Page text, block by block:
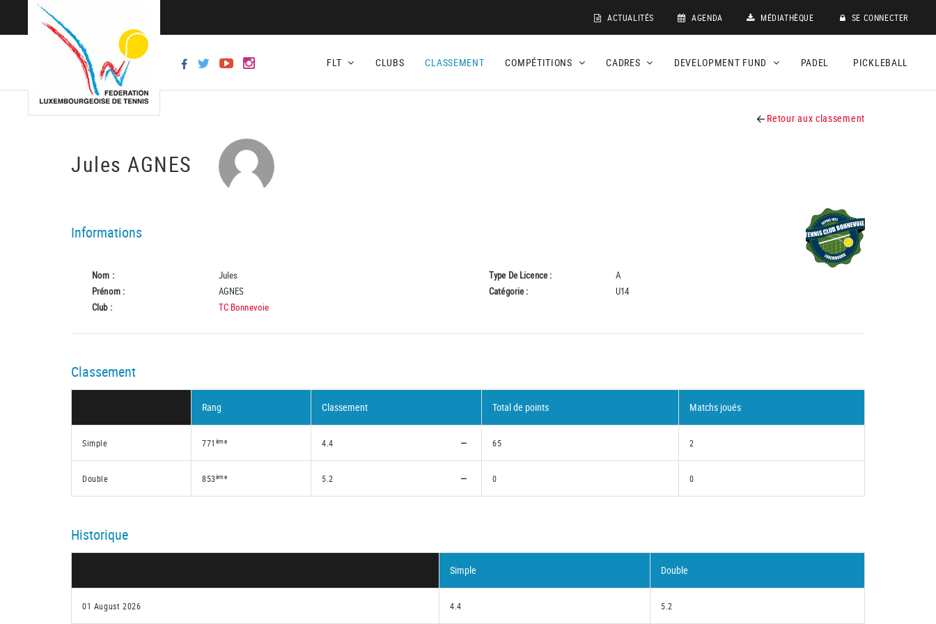
ACTUALITÉS AGENDA MÉDIATHÈQUE SE CONNECTER
FLT CLUBS CLASSEMENT COMPÉTITIONS CADRES DEVELOPMENT FUND PADEL PICKLEBALL
Retour aux classement
Jules AGNES
Informations
Nom :
Jules
Prénom :
AGNES
Club :
TC Bonnevoie
Type De Licence :
A
Catégorie :
U14
Classement
Rang Classement Total de points Matchs joués
Simple 771 ème 4.4 65 2
Double 853ème 5.2 0 0
Historique
Simple Double
01 August 2026 4.4 5.2